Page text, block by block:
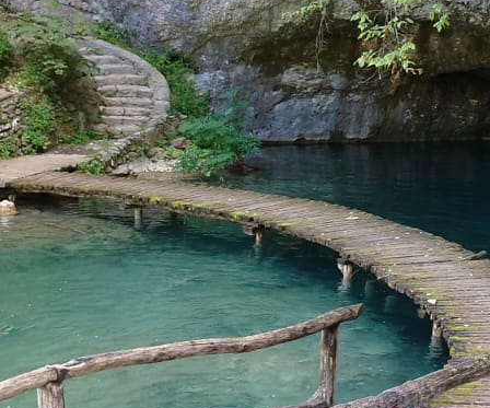
1745505514512